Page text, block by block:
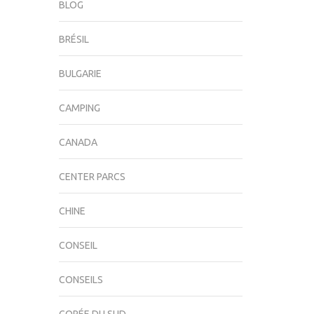
BLOG
BRÉSIL
BULGARIE
CAMPING
CANADA
CENTER PARCS
CHINE
CONSEIL
CONSEILS